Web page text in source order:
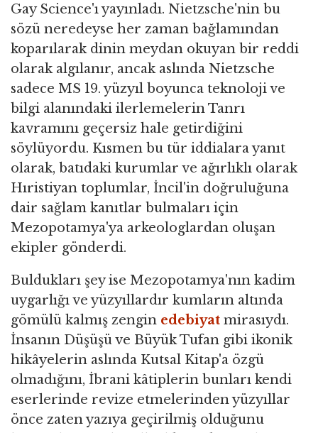
Gay Science'ı yayınladı. Nietzsche'nin bu
sözü neredeyse her zaman bağlamından
koparılarak dinin meydan okuyan bir reddi
olarak algılanır, ancak aslında Nietzsche
sadece MS 19. yüzyıl boyunca teknoloji ve
bilgi alanındaki ilerlemelerin Tanrı
kavramını geçersiz hale getirdiğini
söylüyordu. Kısmen bu tür iddialara yanıt
olarak, batıdaki kurumlar ve ağırlıklı olarak
Hıristiyan toplumlar, İncil'in doğruluğuna
dair sağlam kanıtlar bulmaları için
Mezopotamya'ya arkeologlardan oluşan
ekipler gönderdi.
Buldukları şey ise Mezopotamya'nın kadim
uygarlığı ve yüzyıllardır kumların altında
gömülü kalmış zengin edebiyat mirasıydı.
İnsanın Düşüşü ve Büyük Tufan gibi ikonik
hikâyelerin aslında Kutsal Kitap'a özgü
olmadığını, İbrani kâtiplerin bunları kendi
eserlerinde revize etmelerinden yüzyıllar
önce zaten yazıya geçirilmiş olduğunu